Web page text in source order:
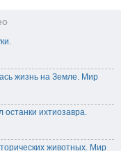
жизнь на Земле. Мир
останки ихтиозавра.
животных. Мир